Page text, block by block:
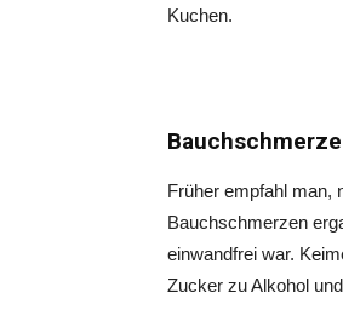
Kuchen.
Früher empfahl man,
Bauchschmerzen
einwandfrei war.
Zucker zu Alkohol